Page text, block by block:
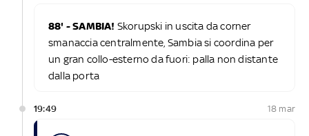
88' - SAMBIA! Skorupski in uscita da corner
smanaccia centralmente, Sambia si coordina per
un gran collo-esterno da fuori: palla non distante
dalla porta
19:49 18 mar